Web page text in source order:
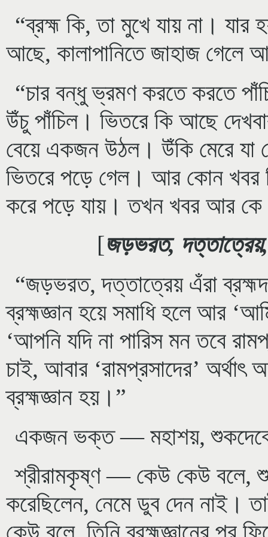
“ব্রহ্ম কি, তা মুখে যায় না। যার
আছে, কালাপানিতে জাহাজ গেলে
“চার বন্ধু ভ্রমণ করতে করতে
উঁচু পাঁচিল। ভিতরে কি আছে
বেয়ে একজন উঠল। উঁকি মেরে যা
ভিতরে পড়ে গেল। আর কোন খবর
করে পড়ে যায়। তখন খবর আর কে
[জড়ভরত,
“জড়ভরত, দত্তাত্রেয় এঁরা
ব্রহ্মজ্ঞান হয়ে সমাধি হলে আর
‘আপনি যদি না পারিস মন তবে
চাই, আবার ‘রামপ্রসাদের’
ব্রহ্মজ্ঞান হয়।”
একজন ভক্ত — মহাশয়,
শ্রীরামকৃষ্ণ — কেউ কেউ বলে,
করেছিলেন, নেমে ডুব দেন নাই।